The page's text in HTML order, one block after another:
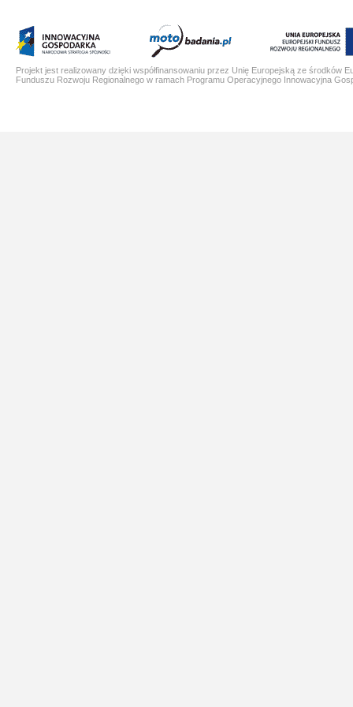
Projekt jest realizowany dzięki współfinansowaniu przez Unię Europejską ze środków
Funduszu Rozwoju Regionalnego w ramach Programu Operacyjnego Innowacyjna